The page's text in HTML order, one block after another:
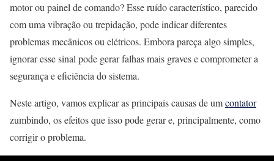
motor ou painel de comando? Esse ruído característico, parecido
com uma vibração ou trepidação, pode indicar diferentes
problemas mecânicos ou elétricos. Embora pareça algo simples,
ignorar esse sinal pode gerar falhas mais graves e comprometer a
segurança e eficiência do sistema.
Neste artigo, vamos explicar as principais causas de umcontator
zumbindo, os efeitos que isso pode gerar e, principalmente, como
corrigir o problema.